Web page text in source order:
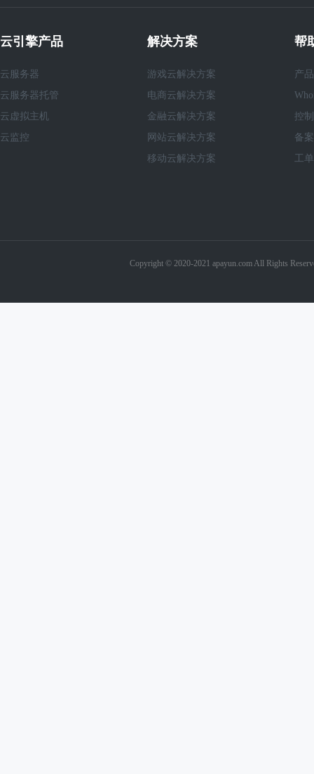
云引擎产品
云服务器
云服务器托管
云虚拟主机
云监控
解决方案
游戏云解决方案
电商云解决方案
金融云解决方案
网站云解决方案
移动云解决方案
帮
产
控
备
工
Copyright © 2020-2021 apayun.com All Rights